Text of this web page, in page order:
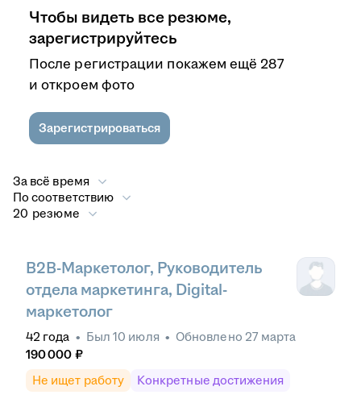
Чтобы видеть все резюме,
зарегистрируйтесь
После регистрации покажем ещё 287
и откроем фото
Зарегистрироваться
За всё время
По соответствию
20 резюме
B2B-Маркетолог, Руководитель
отдела маркетинга, Digital-
маркетолог
42 года • Был 10 июля • Обновлено 27 марта
190 000 ₽
Не ищет работу
Конкретные достижения